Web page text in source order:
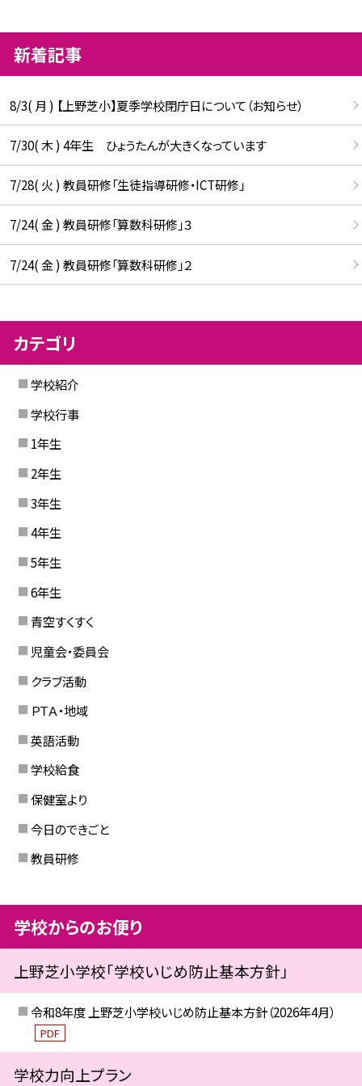
新着記事
8/3( 月 ) 【上野芝小】夏季学校閉庁日について（お知らせ）
7/30( 木 ) 4年生 ひょうたんが大きくなっています
7/28( 火 ) 教員研修「生徒指導研修・ICT研修」
7/24( 金 ) 教員研修「算数科研修」３
7/24( 金 ) 教員研修「算数科研修」２
カテゴリ
学校紹介
学校行事
1年生
2年生
3年生
4年生
5年生
6年生
青空すくすく
児童会・委員会
クラブ活動
ＰＴＡ・地域
英語活動
学校給食
保健室より
今日のできごと
教員研修
学校からのお便り
上野芝小学校「学校いじめ防止基本方針」
令和8年度 上野芝小学校いじめ防止基本方針（2026年4月）
PDF
学校力向上プラン